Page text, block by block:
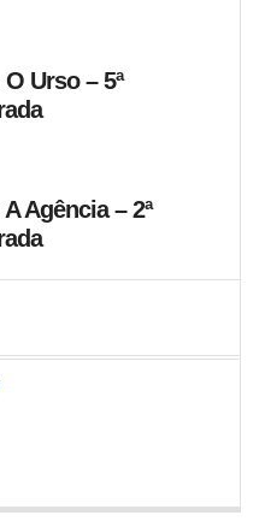
Urso – 5ª
Agência – 2ª